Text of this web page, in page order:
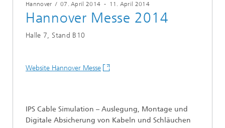
Hannover / 07. April 2014 - 11. April 2014
Hannover Messe 2014
Halle 7, Stand B10
Website Hannover Messe
IPS Cable Simulation – Auslegung, Montage und
Digitale Absicherung von Kabeln und Schläuchen